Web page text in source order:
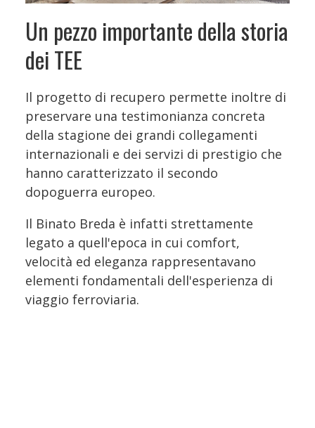
Un pezzo importante della storia
dei TEE
Il progetto di recupero permette inoltre di
preservare una testimonianza concreta
della stagione dei grandi collegamenti
internazionali e dei servizi di prestigio che
hanno caratterizzato il secondo
dopoguerra europeo.
Il Binato Breda è infatti strettamente
legato a quell'epoca in cui comfort,
velocità ed eleganza rappresentavano
elementi fondamentali dell'esperienza di
viaggio ferroviaria.